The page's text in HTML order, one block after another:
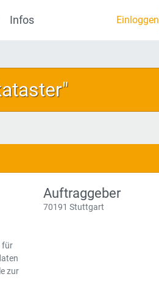
Infos Einloggen
für
zur
Auftraggeber
70191 Stuttgart